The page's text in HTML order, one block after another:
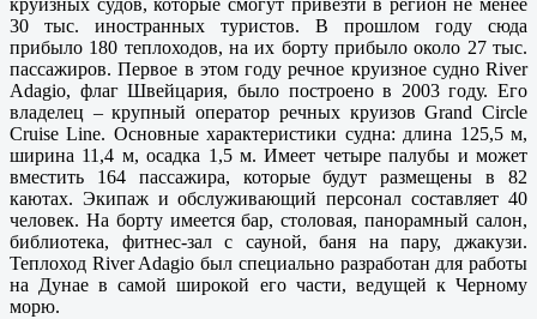
круизных судов, которые смогут привезти в регион не менее
30 тыс. иностранных туристов. В прошлом году сюда
прибыло 180 теплоходов, на их борту прибыло около 27 тыс.
пассажиров. Первое в этом году речное круизное судно River
Adagio, флаг Швейцария, было построено в 2003 году. Его
владелец – крупный оператор речных круизов Grand Circle
Cruise Line. Основные характеристики судна: длина 125,5 м,
ширина 11,4 м, осадка 1,5 м. Имеет четыре палубы и может
вместить 164 пассажира, которые будут размещены в 82
каютах. Экипаж и обслуживающий персонал составляет 40
человек. На борту имеется бар, столовая, панорамный салон,
библиотека, фитнес-зал с сауной, баня на пару, джакузи.
Теплоход River Adagio был специально разработан для работы
на Дунае в самой широкой его части, ведущей к Черному
морю.